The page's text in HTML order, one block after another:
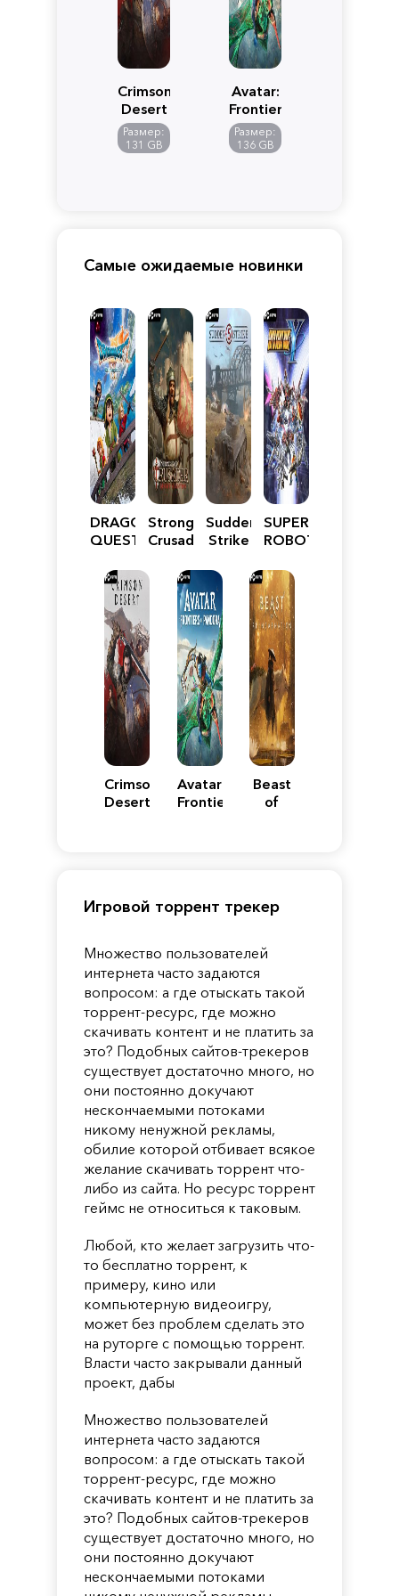
Crimson
Desert
Размер:
131 GB
Avatar:
Frontiers
of
Pandora
Размер:
136 GB
Самые ожидаемые новинки
DRAGON
QUEST
Reimagined
Stronghold
Crusader:
Edition
Sudden
Strike
SUPER
ROBOT
Y
Crimson
Desert
Avatar:
Frontiers
Beast
of
Игровой торрент трекер
Множество пользователей
интернета часто задаются
вопросом: а где отыскать такой
торрент-ресурс, где можно
скачивать контент и не платить за
это? Подобных сайтов-трекеров
существует достаточно много, но
они постоянно докучают
нескончаемыми потоками
никому ненужной рекламы,
обилие которой отбивает всякое
желание скачивать торрент что-
либо из сайта. Но ресурс торрент
геймс не относиться к таковым.
Любой, кто желает загрузить что-
то бесплатно торрент, к
примеру, кино или
компьютерную видеоигру,
может без проблем сделать это
на руторге с помощью торрент.
Власти часто закрывали данный
проект, дабы
Множество пользователей
интернета часто задаются
вопросом: а где отыскать такой
торрент-ресурс, где можно
скачивать контент и не платить за
это? Подобных сайтов-трекеров
существует достаточно много, но
они постоянно докучают
нескончаемыми потоками